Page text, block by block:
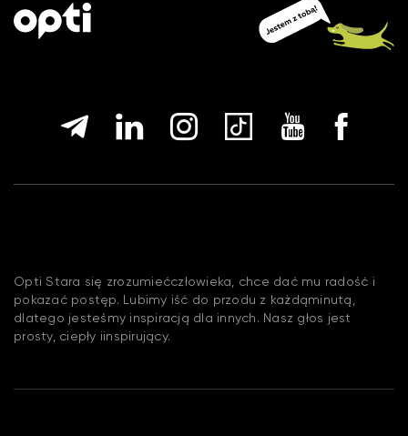
Opti Stara się zrozumiećczłowieka, chce dać mu radość i
pokazać postęp. Lubimy iść do przodu z każdąminutą,
dlatego jesteśmy inspiracją dla innych. Nasz głos jest
prosty, ciepły iinspirujący.